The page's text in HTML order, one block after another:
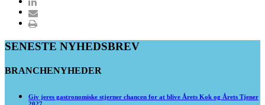
SENESTE NYHEDSBREV
BRANCHENYHEDER
Giv jeres gastronomiske stjerner chancen for at blive Årets Kok og Årets Tjener